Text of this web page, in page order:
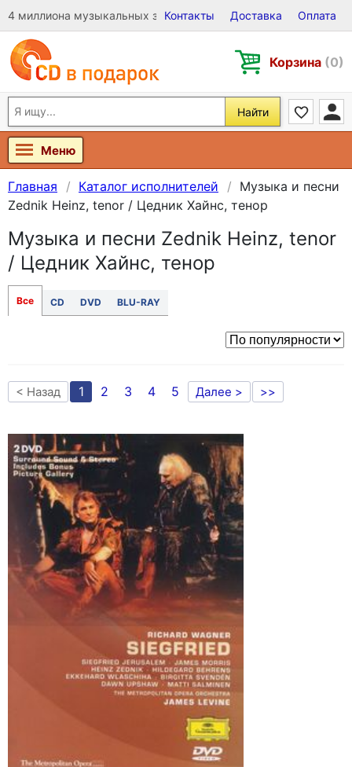
4 миллиона музыкальных записей на Виниле, CD и DVD
Контакты Доставка Оплата
Корзина (0)
Найти
Меню
Главная Каталог исполнителей
Музыка и песни
Zednik Heinz, tenor / Цедник Хайнс, тенор
Музыка и песни Zednik Heinz, tenor
/ Цедник Хайнс, тенор
Все CD DVD BLU-RAY
< Назад 1 2 3 4 5 Далее > >>